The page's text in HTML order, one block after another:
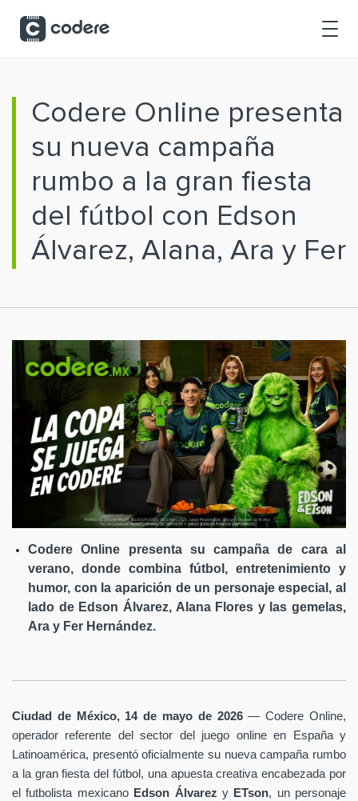
Codere Online presenta
su nueva campaña
rumbo a la gran fiesta
del fútbol con Edson
Álvarez, Alana, Ara y Fer
Codere Online presenta su campaña de cara al
verano, donde combina fútbol, entretenimiento y
humor, con la aparición de un personaje especial, al
lado de Edson Álvarez, Alana Flores y las gemelas,
Ara y Fer Hernández.
Ciudad de México, 14 de mayo de 2026— Codere Online,
operador referente del sector del juego online en España y
Latinoamérica, presentó oficialmente su nueva campaña rumbo
a la gran fiesta del fútbol, una apuesta creativa encabezada por
el futbolista mexicano Edson Álvarez yETson, un personaje